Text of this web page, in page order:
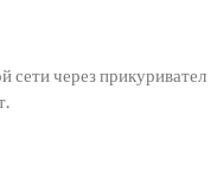
через прикуривател